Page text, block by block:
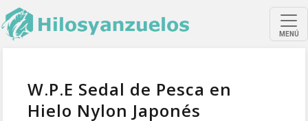
MENÚ
W.P.E Sedal de Pesca en
Hielo Nylon Japonés